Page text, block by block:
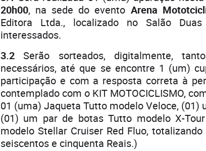
20h00, na sede do evento Arena
Editora Ltda., localizado no Salão
interessados.
3.2 Serão sorteados, digitalmente,
necessários, até que se encontre 1 (um)
participação e com a resposta correta à
contemplado com o KIT MOTOCICLISMO,
01 (uma) Jaqueta Tutto modelo Veloce, (01)
(01) um par de botas Tutto modelo X-
modelo Stellar Cruiser Red Fluo,
seiscentos e cinquenta Reais.)